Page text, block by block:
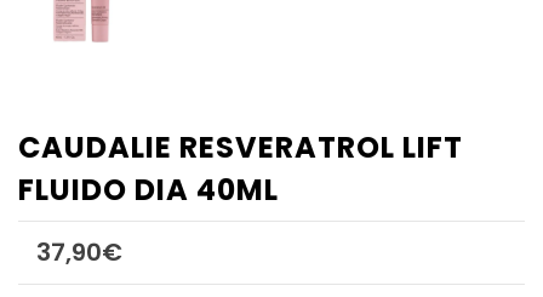
CAUDALIE RESVERATROL LIFT
FLUIDO DIA 40ML
37,90€